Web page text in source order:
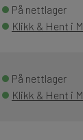
På nettlager
Klikk & Hent i
På nettlager
Klikk & Hent i